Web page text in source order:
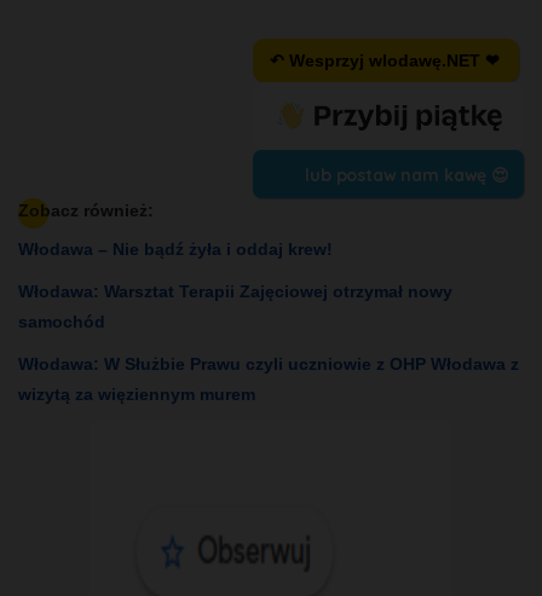
↶ Wesprzyj wlodawę.NET ❤
lub postaw nam kawę 😍
Zobacz również:
Włodawa – Nie bądź żyła i oddaj krew!
Włodawa: Warsztat Terapii Zajęciowej otrzymał nowy
samochód
Włodawa: W Służbie Prawu czyli uczniowie z OHP Włodawa z
wizytą za więziennym murem